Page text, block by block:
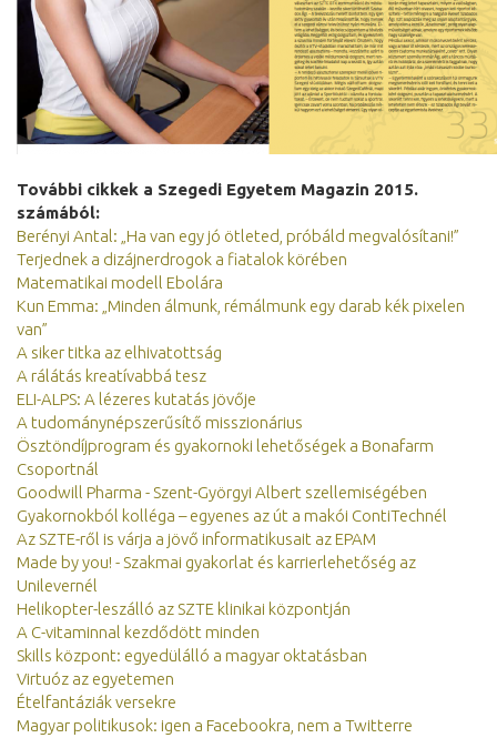
További cikkek a Szegedi Egyetem Magazin 2015.
számából:
Berényi Antal: „Ha van egy jó ötleted, próbáld megvalósítani!”
Terjednek a dizájnerdrogok a fiatalok körében
Matematikai modell Ebolára
Kun Emma: „Minden álmunk, rémálmunk egy darab kék pixelen
van”
A siker titka az elhivatottság
A rálátás kreatívabbá tesz
ELI-ALPS: A lézeres kutatás jövője
A tudománynépszerűsítő misszionárius
Ösztöndíjprogram és gyakornoki lehetőségek a Bonafarm
Csoportnál
Goodwill Pharma - Szent-Györgyi Albert szellemiségében
Gyakornokból kolléga – egyenes az út a makói ContiTechnél
Az SZTE-ről is várja a jövő informatikusait az EPAM
Made by you! - Szakmai gyakorlat és karrierlehetőség az
Unilevernél
Helikopter-leszálló az SZTE klinikai központján
A C-vitaminnal kezdődött minden
Skills központ: egyedülálló a magyar oktatásban
Virtuóz az egyetemen
Ételfantáziák versekre
Magyar politikusok: igen a Facebookra, nem a Twitterre